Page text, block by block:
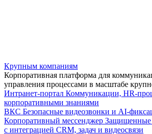
Крупным компаниям
Корпоративная платформа для
управления процессами в масштабе
Интранет-портал Коммуникации, HR-
корпоративными знаниями
ВКС Безопасные видеозвонки и AI-
Корпоративный мессенджер Защищенные
с интеграцией CRM, задач и видеосвязи